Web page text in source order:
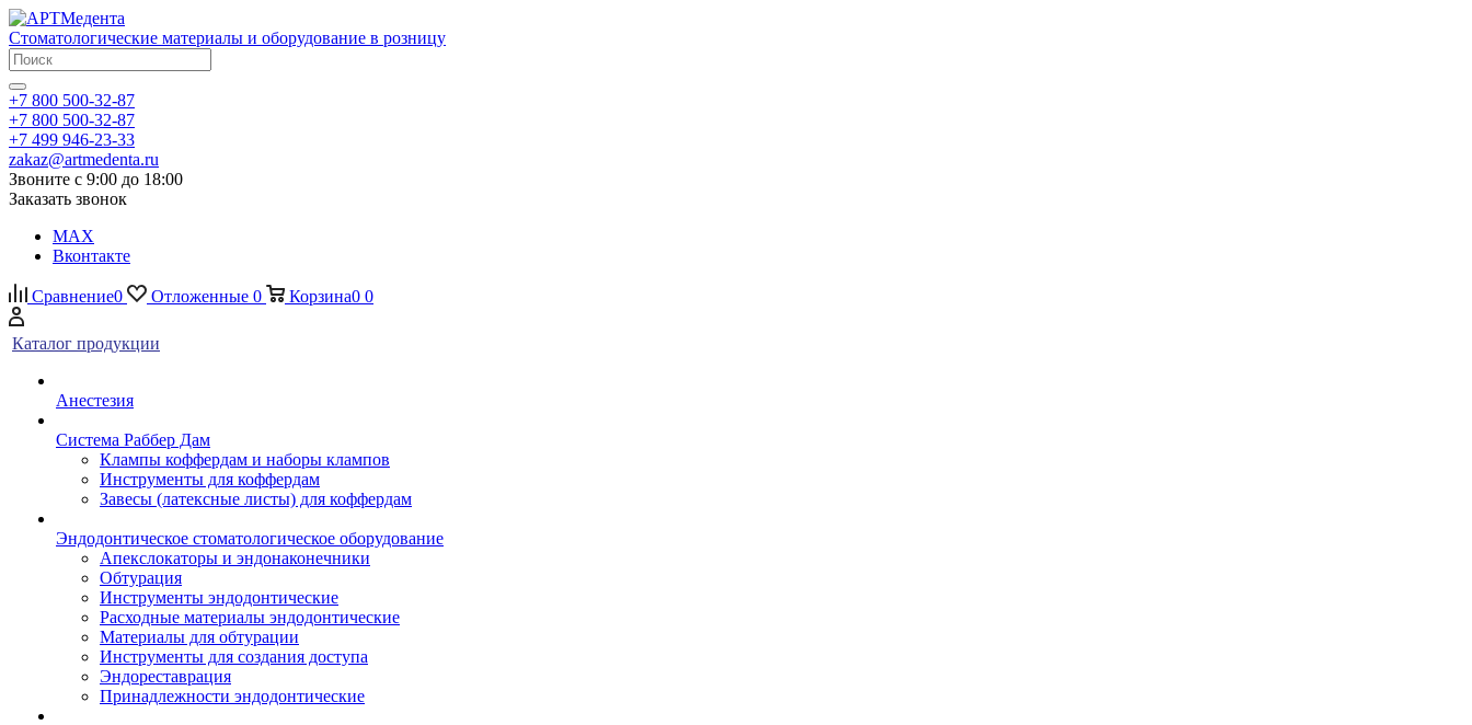
Стоматологические материалы и оборудование в розницу
+7 800 500-32-87
+7 800 500-32-87
+7 499 946-23-33
zakaz@artmedenta.ru
Звоните с 9:00 до 18:00
Заказать звонок
MAX
Вконтакте
Сравнение0 Отложенные 0 Корзина0 0
Каталог продукции
Анестезия
Система Раббер Дам
Клампы коффердам и наборы клампов
Инструменты для коффердам
Завесы (латексные листы) для коффердам
Эндодонтическое стоматологическое оборудование
Апекслокаторы и эндонаконечники
Обтурация
Инструменты эндодонтические
Расходные материалы эндодонтические
Материалы для обтурации
Инструменты для создания доступа
Эндореставрация
Принадлежности эндодонтические